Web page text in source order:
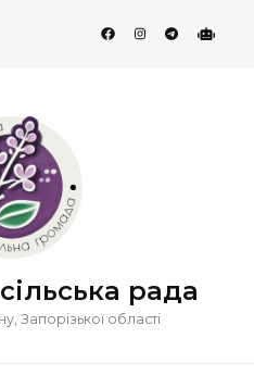
рада
Запорізької області